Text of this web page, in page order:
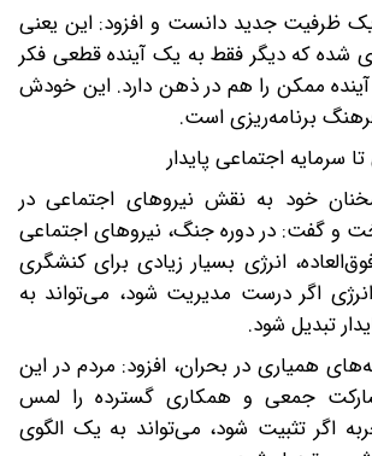
ظرفیت جدید دانست و افزود: این یعنی
شده که دیگر فقط به یک آینده قطعی فکر
آینده ممکن را هم در ذهن دارد. این خودش
برنامه‌ریزی است.
سرمایه اجتماعی پایدار
خود به نقش نیروهای اجتماعی در
و گفت: در دوره جنگ، نیروهای اجتماعی
انرژی بسیار زیادی برای کنشگری
اگر درست مدیریت شود، می‌تواند به
تبدیل شود.
همیاری در بحران، افزود: مردم در این
جمعی و همکاری گسترده را لمس
اگر تثبیت شود، می‌تواند به یک الگوی